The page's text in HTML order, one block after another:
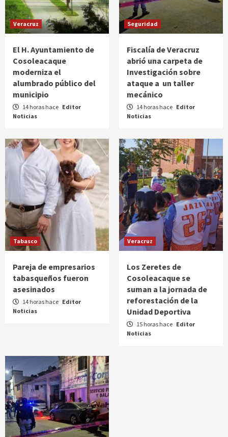
Veracruz
El H. Ayuntamiento de
Cosoleacaque
moderniza el
alumbrado público del
municipio
14 horas hace Editor
Noticias
Seguridad
Fiscalía de Veracruz
abrió una carpeta de
Investigación sobre
ataque a un taller
mecánico
14 horas hace Editor
Noticias
Tabasco
Pareja de empresarios
tabasqueños fueron
asesinados
14 horas hace Editor
Noticias
Veracruz
Los Zeretes de
Cosoleacaque se
suman a la jornada de
reforestación de la
Unidad Deportiva
15 horas hace Editor
Noticias